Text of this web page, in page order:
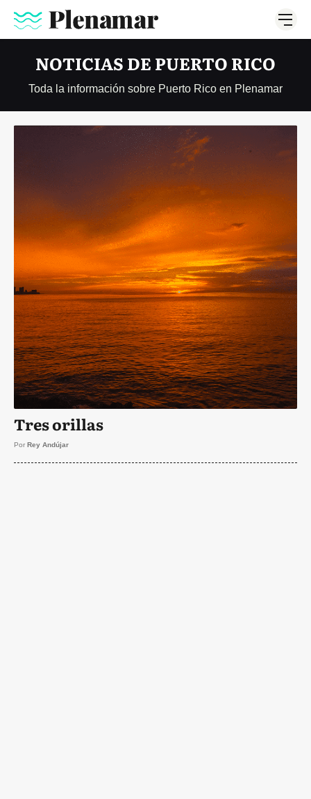
NOTICIAS DE PUERTO RICO
Toda la información sobre Puerto Rico en Plenamar
Tres orillas
Por Rey Andújar